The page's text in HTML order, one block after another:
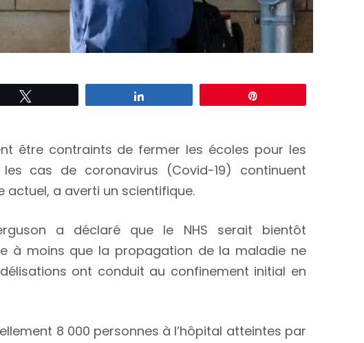
être contraints de fermer les écoles pour les
cas de coronavirus (Covid-19) continuent
actuel, a averti un scientifique.
a déclaré que le NHS serait bientôt
à moins que la propagation de la maladie ne
ont conduit au confinement initial en
8 000 personnes à l’hôpital atteintes par